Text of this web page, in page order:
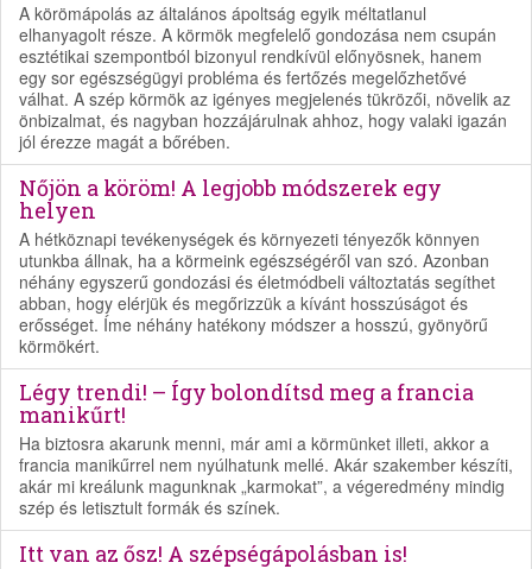
A körömápolás az általános ápoltság egyik méltatlanul
elhanyagolt része. A körmök megfelelő gondozása nem csupán
esztétikai szempontból bizonyul rendkívül előnyösnek, hanem
egy sor egészségügyi probléma és fertőzés megelőzhetővé
válhat. A szép körmök az igényes megjelenés tükrözői, növelik az
önbizalmat, és nagyban hozzájárulnak ahhoz, hogy valaki igazán
jól érezze magát a bőrében.
Nőjön a köröm! A legjobb módszerek egy
helyen
A hétköznapi tevékenységek és környezeti tényezők könnyen
utunkba állnak, ha a körmeink egészségéről van szó. Azonban
néhány egyszerű gondozási és életmódbeli változtatás segíthet
abban, hogy elérjük és megőrizzük a kívánt hosszúságot és
erősséget. Íme néhány hatékony módszer a hosszú, gyönyörű
körmökért.
Légy trendi! – Így bolondítsd meg a francia
manikűrt!
Ha biztosra akarunk menni, már ami a körmünket illeti, akkor a
francia manikűrrel nem nyúlhatunk mellé. Akár szakember készíti,
akár mi kreálunk magunknak „karmokat”, a végeredmény mindig
szép és letisztult formák és színek.
Itt van az ősz! A szépségápolásban is!